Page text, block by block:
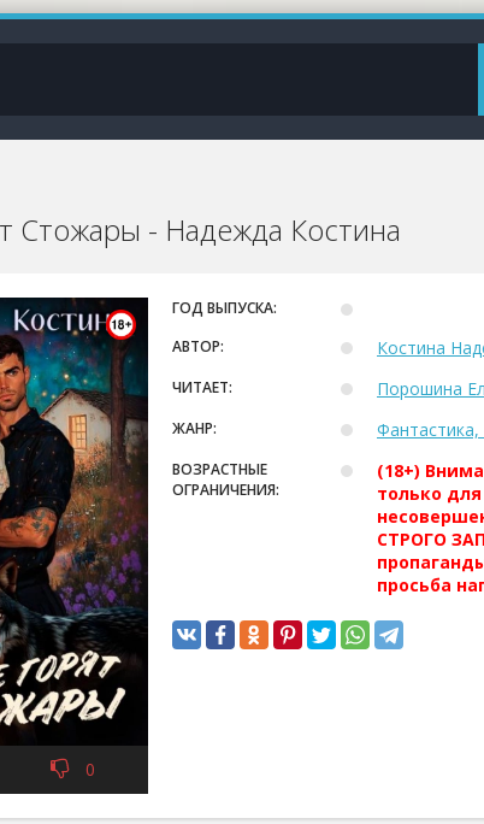
Стожары - Надежда Костина
0
ГОД ВЫПУСКА:
АВТОР:
Костина
ЧИТАЕТ: Порошина
ЖАНР: Фантастика,
ВОЗРАСТНЫЕ
ОГРАНИЧЕНИЯ:
(18+)
только
СТРОГО
просьба